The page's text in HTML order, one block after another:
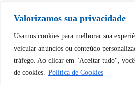
Valorizamos sua privacidade
Usamos cookies para melhorar sua
veicular anúncios ou conteúdo
tráfego. Ao clicar em "Aceitar tudo", você
de cookies. Política de Cookies
Tem certeza de
desbloquear esta
Desbloquear